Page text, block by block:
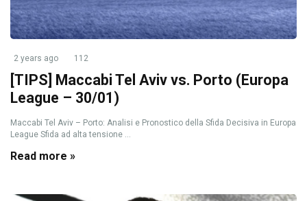
2 years ago 112
[TIPS] Maccabi Tel Aviv vs. Porto (Europa
League – 30/01)
Maccabi Tel Aviv – Porto: Analisi e Pronostico della Sfida Decisiva in Europa
League Sfida ad alta tensione ...
Read more »